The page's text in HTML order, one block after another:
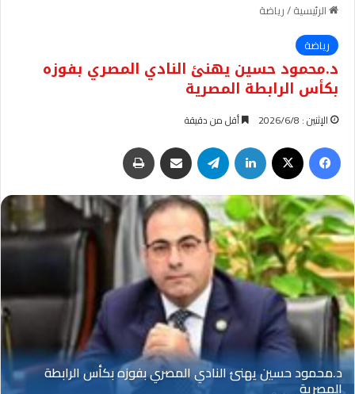
الرئيسية/رياضة
رياضة
د.محمود حسين يهنئ النادي المصري بفوزه
بكأس الرابطة المصرية
الإثنين : 2026/6/8 أقل من دقيقة
فيسبوك لينكدإن تيلقرام مشاركة عبر البريد